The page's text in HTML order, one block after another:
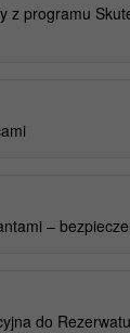
z programu
–
do